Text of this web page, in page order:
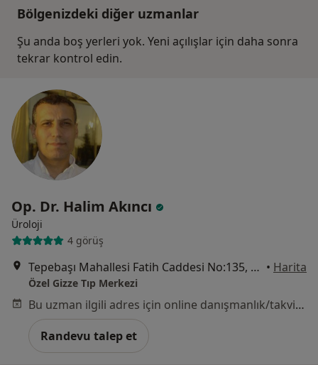
Bölgenizdeki diğer uzmanlar
Şu anda boş yerleri yok. Yeni açılışlar için daha sonra
tekrar kontrol edin.
Op. Dr. Halim Akıncı
Üroloji
4 görüş
Tepebaşı Mahallesi Fatih Caddesi No:135, Keçiören • Harita
Özel Gizze Tıp Merkezi
Bu uzman ilgili adres için online danışmanlık/takvim sunmuyor.
Randevu talep et